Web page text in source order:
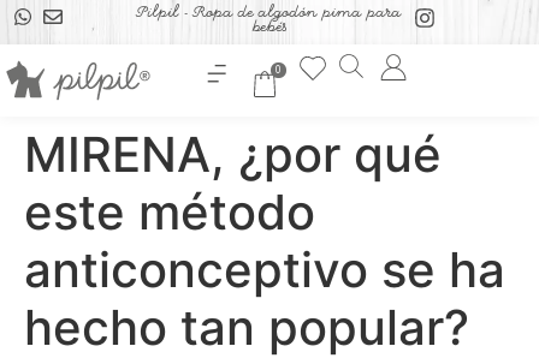
Pilpil - Ropa de algodón pima para
bebés
0
MIRENA, ¿por qué
este método
anticonceptivo se ha
hecho tan popular?